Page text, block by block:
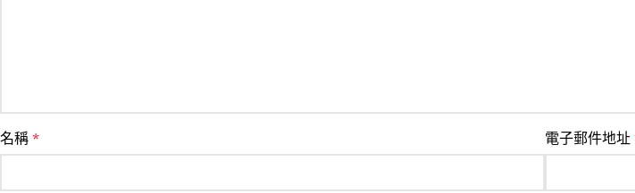
名稱 * 電子郵件地址